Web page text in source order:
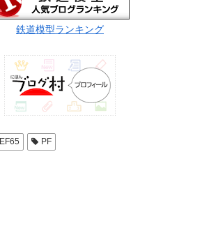
鉄道模型ランキング
EF65 PF